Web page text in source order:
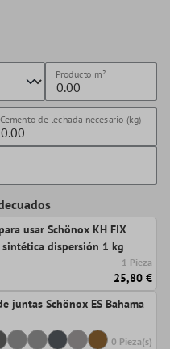
Producto m²
Cemento de lechada necesario (kg)
usar Schönox KH FIX
dispersión 1 kg
1 Pieza
25,80 €
juntas Schönox ES Bahama
0 Pieza(s)